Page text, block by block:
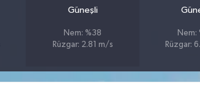
Güneşli
Nem: %38
Rüzgar: 2.81 m/s
Nem:
Rüzgar: